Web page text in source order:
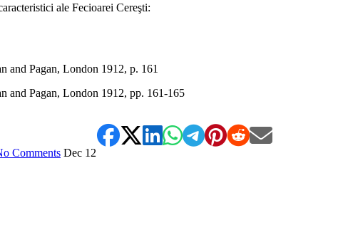
ale Fecioarei Cereşti:
and Pagan, London 1912, p. 161
and Pagan, London 1912, pp. 161-165
Comments Dec 12